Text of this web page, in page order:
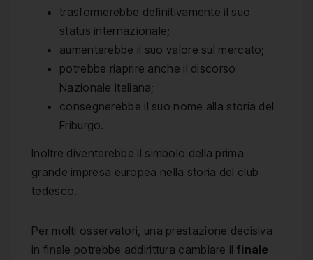
trasformerebbe definitivamente il suo
status internazionale;
aumenterebbe il suo valore sul mercato;
potrebbe riaprire anche il discorso
Nazionale italiana;
consegnerebbe il suo nome alla storia del
Friburgo.
Inoltre diventerebbe il simbolo della prima
grande impresa europea nella storia del club
tedesco.
Per molti osservatori, una prestazione decisiva
in finale potrebbe addirittura cambiare il finale